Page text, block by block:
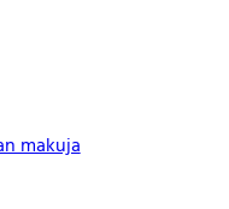
makuja